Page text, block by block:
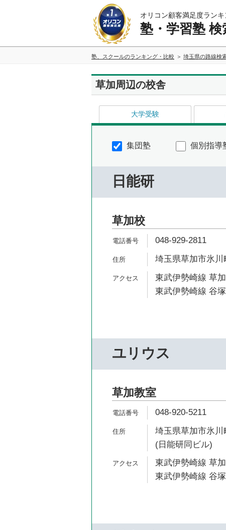
オリコン顧客満足度ラン
塾・学習塾 検
塾、スクールのランキング・比較 埼玉県の路線検
草加周辺の校舎
大学受験
集団塾 個別指導
日能研
草加校
048-929-2811
埼玉県草加市氷川
東武伊勢崎線 草
東武伊勢崎線 谷
ユリウス
草加教室
048-920-5211
埼玉県草加市氷川
(日能研同ビル)
東武伊勢崎線 草
東武伊勢崎線 谷